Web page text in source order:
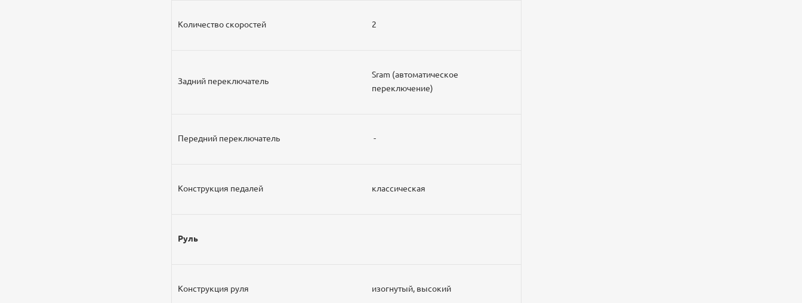
Количество скоростей 2
Задний переключатель
Sram (автоматическое
переключение)
Передний переключатель -
Конструкция педалей классическая
Руль
Конструкция руля изогнутый, высокий